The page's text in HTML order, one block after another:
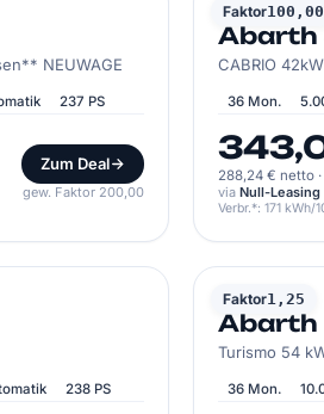
NEUWAGE
237 PS
Zum Deal
gew. Faktor 200,00
Faktor100,00
ABARTH
Abarth
CABRIO
36 Mon.
288,24 € netto ·
via Null-Leasing
Verbr.*: 171 kWh/
238 PS
Faktor1,25
ABARTH
Abarth
Turismo 54
36 Mon.